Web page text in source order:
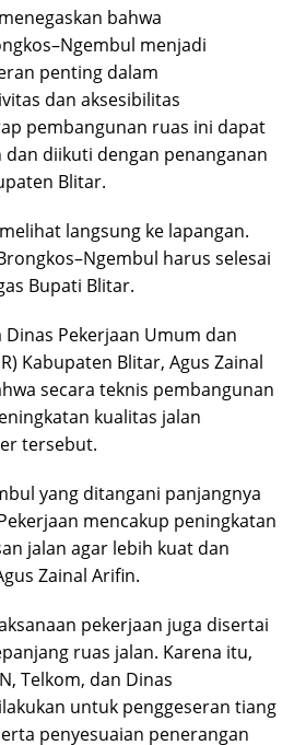
bahwa
menjadi
penting dalam
dan aksesibilitas
pembangunan ruas ini dapat
diikuti dengan penanganan
Blitar.
langsung ke lapangan.
harus selesai
Bupati Blitar.
Pekerjaan Umum dan
Kabupaten Blitar, Agus Zainal
secara teknis pembangunan
kualitas jalan
tersebut.
yang ditangani panjangnya
mencakup peningkatan
jalan agar lebih kuat dan
Zainal Arifin.
pekerjaan juga disertai
ruas jalan. Karena itu,
Telkom, dan Dinas
untuk penggeseran tiang
penyesuaian penerangan